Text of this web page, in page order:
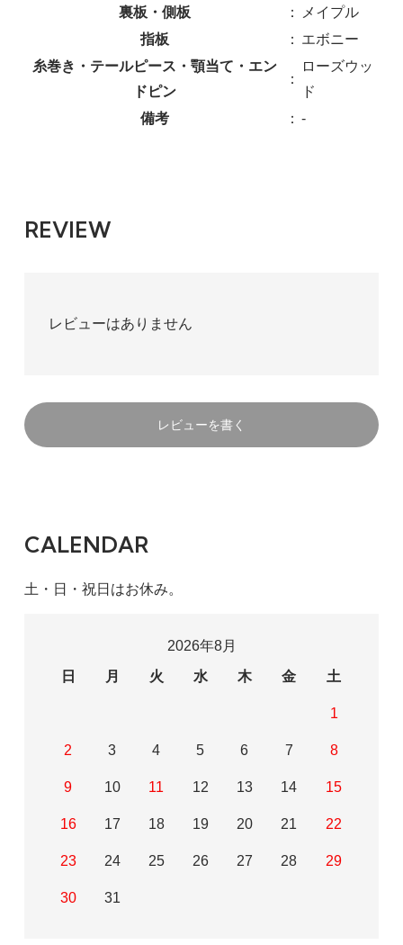
裏板・側板 ：
メイプル
指板
： エボニー
糸巻き・テールピース・顎当て・エン
ドピン
：
ローズウッ
ド
備考
： -
REVIEW
レビューはありません
レビューを書く
CALENDAR
土・日・祝日はお休み。
2026年8月
日
月 火 水 木 金 土
1
2 3 4 5 6 7 8
9 10 11 12 13 14 15
16 17 18 19 20 21 22
23 24 25 26 27 28 29
30 31